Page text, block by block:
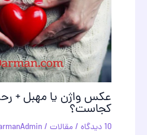
عکس واژن یا مهبل +
کجاست؟
10 دیدگاه /مقالات / By